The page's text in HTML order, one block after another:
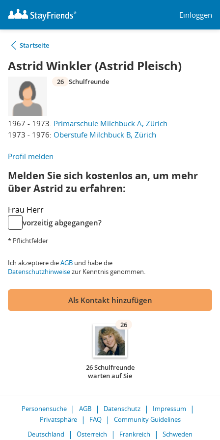
Einloggen
Startseite
Astrid Winkler (Astrid Pleisch)
1967 - 1973: Primarschule Milchbuck A, Zürich
1973 - 1976: Oberstufe Milchbuck B, Zürich
26 Schulfreunde
Profil melden
Melden Sie sich kostenlos an, um mehr
über Astrid zu erfahren:
Frau Herr
vorzeitig abgegangen?
* Pflichtfelder
Ich akzeptiere dieAGB und habe die
Datenschutzhinweisezur Kenntnis genommen.
Als Kontakt hinzufügen
26
26 Schulfreunde
warten auf Sie
Personensuche AGB Datenschutz
Impressum
Privatsphäre
FAQ
Community Guidelines
Deutschland
Österreich Frankreich Schweden